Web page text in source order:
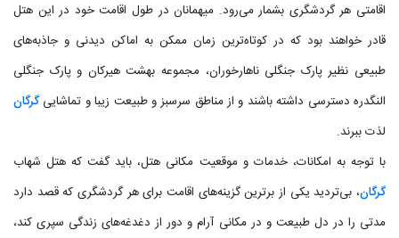
اقامتی هر گردشگری بشمار می‌رود. میهمانان در طول اقامت خود در این هتل
قادر خواهند بود که در کوتاه‌ترین زمان ممکن به اماکن دیدنی و جاذبه‌های
طبیعی نظیر پارک جنگلی ناهارخوران، مجموعه بهشت هیرکان و پارک جنگلی
النگدره دسترسی داشته باشند و از مناطق سرسبز و طبیعت زیبا و تماشاییگرگان
لذت ببرند.
با توجه به امکانات، خدمات و موقعیت مکانی هتل، باید گفت که هتل شهاب
گرگان، بی‌تردید یکی از برترین گزینه‌های اقامت برای هر گردشگری که قصد دارد
مدتی را در دل طبیعت و در مکانی آرام و دور از دغدغه‌های زندگی سپری کند،